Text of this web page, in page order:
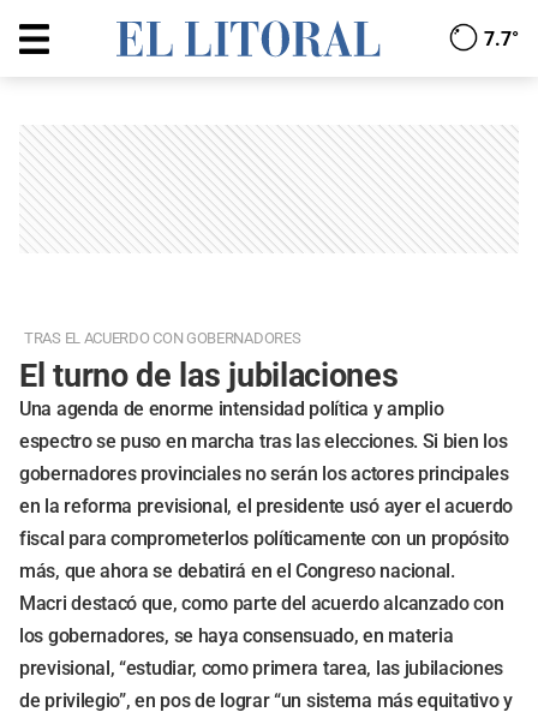
7.7°
TRAS EL ACUERDO CON GOBERNADORES
El turno de las jubilaciones
Una agenda de enorme intensidad política y amplio
espectro se puso en marcha tras las elecciones. Si bien los
gobernadores provinciales no serán los actores principales
en la reforma previsional, el presidente usó ayer el acuerdo
fiscal para comprometerlos políticamente con un propósito
más, que ahora se debatirá en el Congreso nacional.
Macri destacó que, como parte del acuerdo alcanzado con
los gobernadores, se haya consensuado, en materia
previsional, “estudiar, como primera tarea, las jubilaciones
de privilegio”, en pos de lograr “un sistema más equitativo y